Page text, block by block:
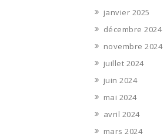
janvier 2025
décembre 2024
novembre 2024
juillet 2024
juin 2024
mai 2024
avril 2024
mars 2024